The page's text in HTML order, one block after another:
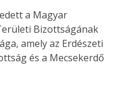
a Magyar
Bizottságának
amely az Erdészeti
és a Mecsekerdő